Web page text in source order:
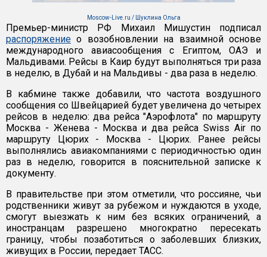
Moscow-Live.ru / Шуклина Ольга
Премьер-министр РФ Михаил Мишустин подписал
распоряжение о возобновлении на взаимной основе
международного авиасообщения с Египтом, ОАЭ и
Мальдивами. Рейсы в Каир будут выполняться три раза
в неделю, в Дубай и на Мальдивы - два раза в неделю.
В кабмине также добавили, что частота воздушного
сообщения со Швейцарией будет увеличена до четырех
рейсов в неделю: два рейса "Аэрофлота" по маршруту
Москва - Женева - Москва и два рейса Swiss Air по
маршруту Цюрих - Москва - Цюрих. Ранее рейсы
выполнялись авиакомпаниями с периодичностью один
раз в неделю, говорится в пояснительной записке к
документу.
В правительстве при этом отметили, что россияне, чьи
родственники живут за рубежом и нуждаются в уходе,
смогут выезжать к ним без всяких ограничений, а
иностранцам разрешено многократно пересекать
границу, чтобы позаботиться о заболевших близких,
живущих в России, передает ТАСС.